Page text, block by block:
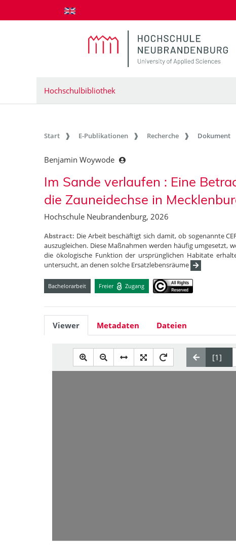
zum Inhalt springen
Hochschulbibliothek
Start E-Publikationen Recherche Dokument
Benjamin Woywode
Im Sande verlaufen : Eine
die Zauneidechse in
Hochschule Neubrandenburg, 2026
Abstract: Die Arbeit beschäftigt sich damit, ob sogenannte
auszugleichen. Diese Maßnahmen werden häufig umgesetzt,
die ökologische Funktion der ursprünglichen Habitate
untersucht, an denen solche Ersatzlebensräume
Bachelorarbeit Freier Zugang
Viewer Metadaten Dateien